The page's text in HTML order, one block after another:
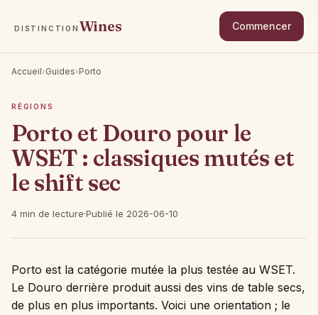
DISTINCTION Wines Commencer
Accueil›Guides›Porto
RÉGIONS
Porto et Douro pour le
WSET : classiques mutés et
le shift sec
4 min de lecture·Publié le 2026-06-10
Porto est la catégorie mutée la plus testée au WSET.
Le Douro derrière produit aussi des vins de table secs,
de plus en plus importants. Voici une orientation ; le